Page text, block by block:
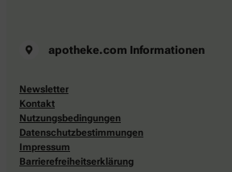
apotheke.com Informationen
Newsletter
Kontakt
Nutzungsbedingungen
Datenschutzbestimmungen
Impressum
Barrierefreiheitserklärung